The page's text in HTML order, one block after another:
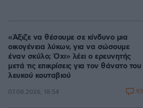
«Άξιζε να θέσουμε σε κίνδυνο μια
οικογένεια λύκων, για να σώσουμε
έναν σκύλο; Όχι» λέει ο ερευνητής
μετά τις επικρίσεις για τον θάνατο του
λευκού κουταβιού
07.08.2026, 18:54 93